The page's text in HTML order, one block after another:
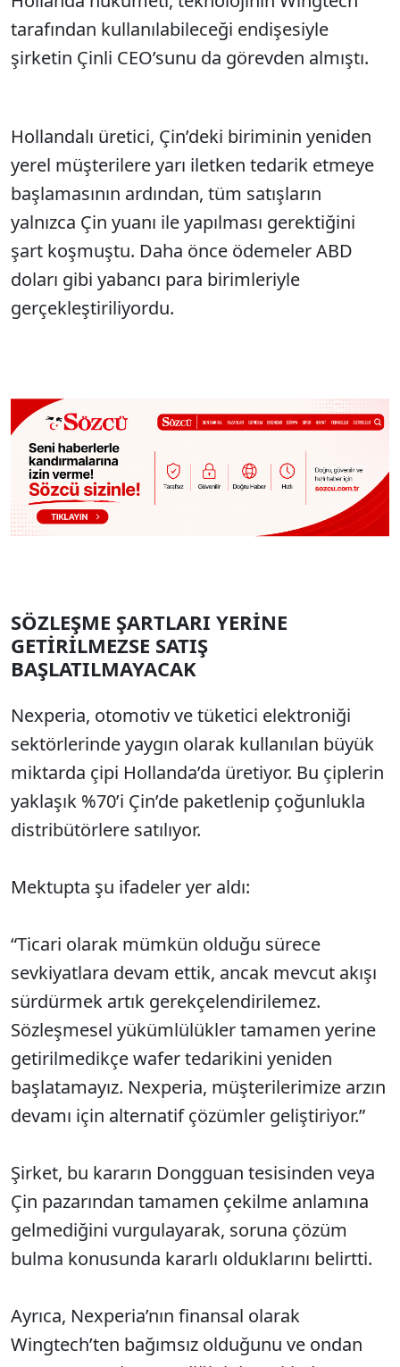
tarafından kullanılabileceği endişesiyle
şirketin Çinli CEO’sunu da görevden almıştı.
Hollandalı üretici, Çin’deki biriminin yeniden
yerel müşterilere yarı iletken tedarik etmeye
başlamasının ardından, tüm satışların
yalnızca Çin yuanı ile yapılması gerektiğini
şart koşmuştu. Daha önce ödemeler ABD
doları gibi yabancı para birimleriyle
gerçekleştiriliyordu.
SÖZLEŞME ŞARTLARI YERİNE
GETİRİLMEZSE SATIŞ
BAŞLATILMAYACAK
Nexperia, otomotiv ve tüketici elektroniği
sektörlerinde yaygın olarak kullanılan büyük
miktarda çipi Hollanda’da üretiyor. Bu çiplerin
yaklaşık %70’i Çin’de paketlenip çoğunlukla
distribütörlere satılıyor.
Mektupta şu ifadeler yer aldı:
“Ticari olarak mümkün olduğu sürece
sevkiyatlara devam ettik, ancak mevcut akışı
sürdürmek artık gerekçelendirilemez.
Sözleşmesel yükümlülükler tamamen yerine
getirilmedikçe wafer tedarikini yeniden
başlatamayız. Nexperia, müşterilerimize arzın
devamı için alternatif çözümler geliştiriyor.”
Şirket, bu kararın Dongguan tesisinden veya
Çin pazarından tamamen çekilme anlamına
gelmediğini vurgulayarak, soruna çözüm
bulma konusunda kararlı olduklarını belirtti.
Ayrıca, Nexperia’nın finansal olarak
Wingtech’ten bağımsız olduğunu ve ondan